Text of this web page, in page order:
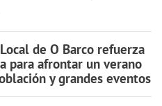
de O Barco refuerza
para afrontar un verano
y grandes eventos